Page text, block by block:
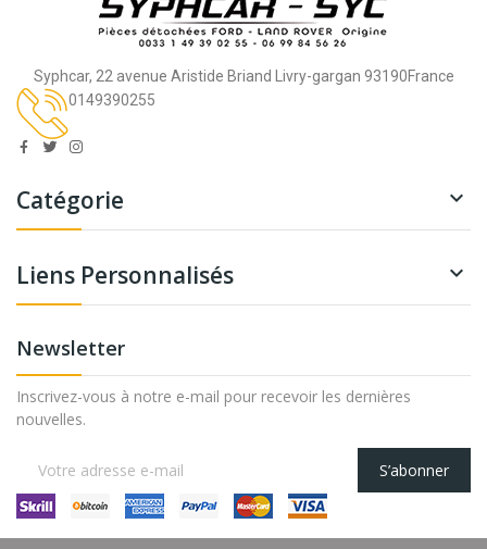
Syphcar, 22 avenue Aristide Briand Livry-gargan 93190France
0149390255
Catégorie 
Liens Personnalisés 
Newsletter
Inscrivez-vous à notre e-mail pour recevoir les dernières
nouvelles.
S’abonner